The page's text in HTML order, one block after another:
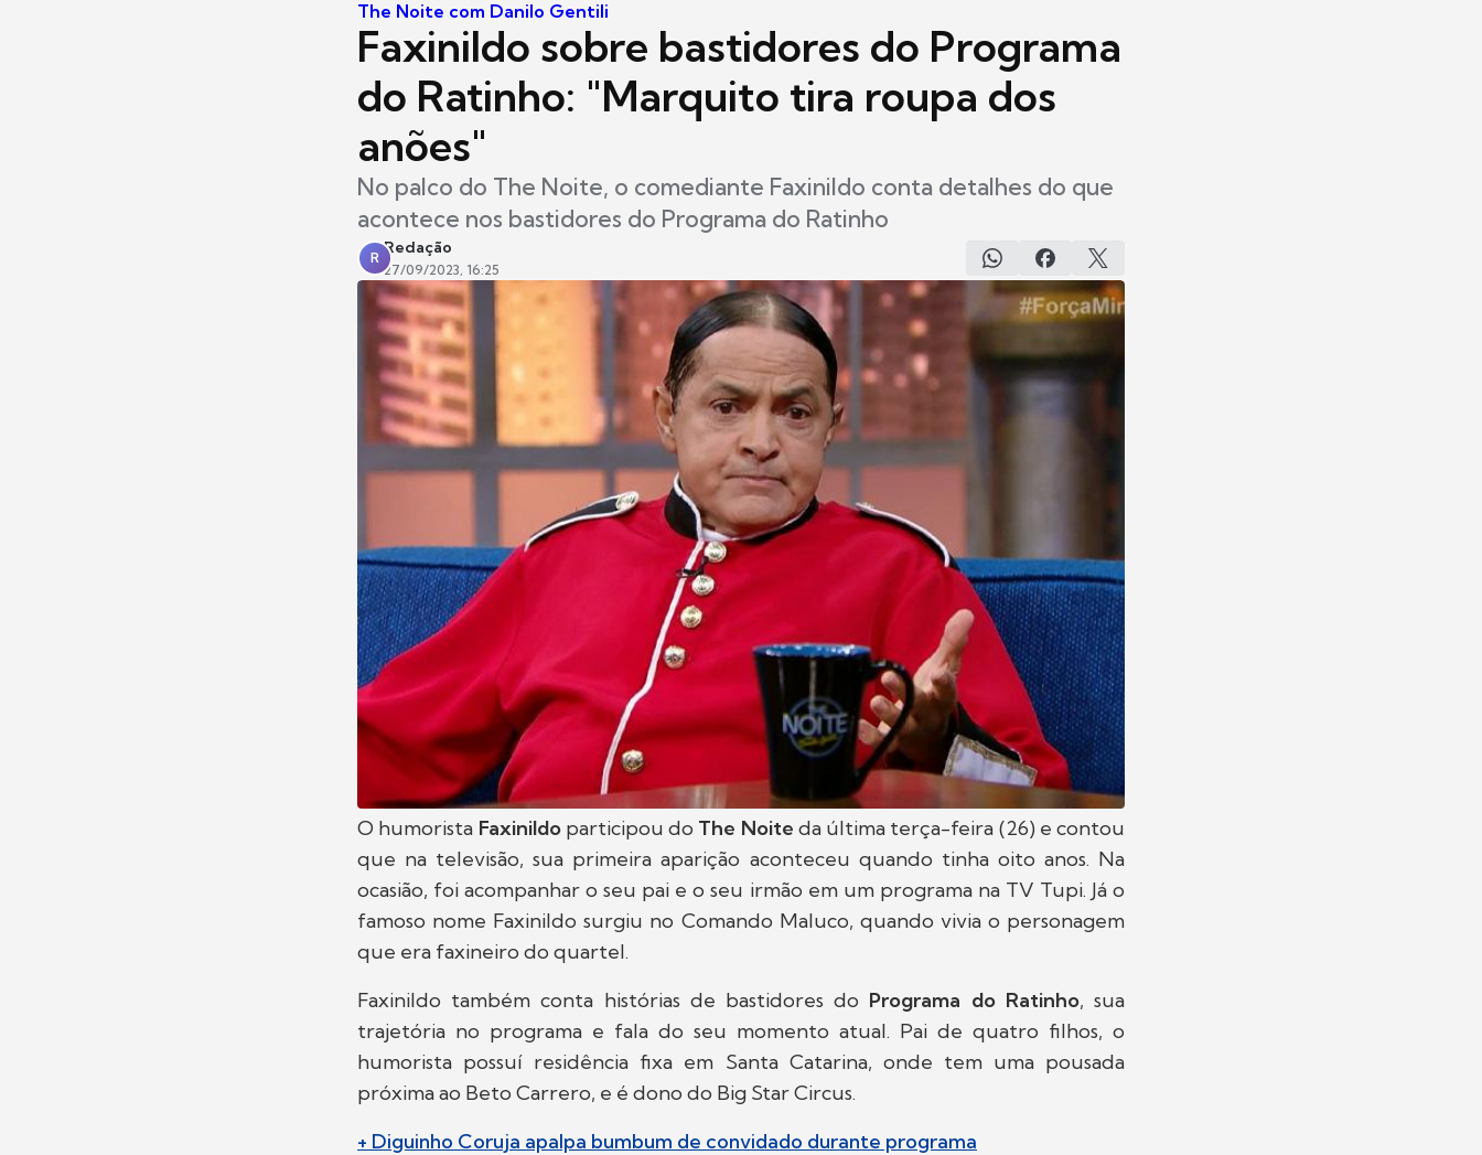
The Noite com Danilo Gentili
Faxinildo sobre bastidores do Programa
do Ratinho: "Marquito tira roupa dos
anões"
No palco do The Noite, o comediante Faxinildo conta detalhes do que
acontece nos bastidores do Programa do Ratinho
R
Redação
27/09/2023, 16:25
O humorista Faxinildo participou do The Noite da última terça-feira (26) e contou
que na televisão, sua primeira aparição aconteceu quando tinha oito anos. Na
ocasião, foi acompanhar o seu pai e o seu irmão em um programa na TV Tupi. Já o
famoso nome Faxinildo surgiu no Comando Maluco, quando vivia o personagem
que era faxineiro do quartel.
Faxinildo também conta histórias de bastidores do Programa do Ratinho, sua
trajetória no programa e fala do seu momento atual. Pai de quatro filhos, o
humorista possuí residência fixa em Santa Catarina, onde tem uma pousada
próxima ao Beto Carrero, e é dono do Big Star Circus.
+ Diguinho Coruja apalpa bumbum de convidado durante programa